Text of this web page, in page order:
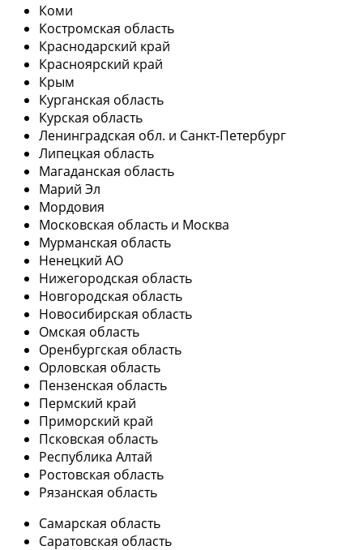
Коми
Костромская область
Краснодарский край
Красноярский край
Крым
Курганская область
Курская область
Ленинградская обл. и Санкт-Петербург
Липецкая область
Магаданская область
Марий Эл
Мордовия
Московская область и Москва
Мурманская область
Ненецкий АО
Нижегородская область
Новгородская область
Новосибирская область
Омская область
Оренбургская область
Орловская область
Пензенская область
Пермский край
Приморский край
Псковская область
Республика Алтай
Ростовская область
Рязанская область
Самарская область
Саратовская область